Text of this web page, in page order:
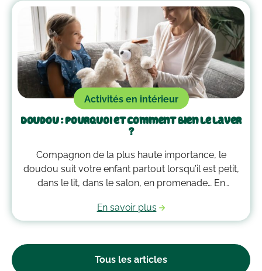
Tous les articles
Activités en intérieur
Doudou : pourquoi et comment bien le laver
?
Compagnon de la plus haute importance, le
doudou suit votre enfant partout lorsqu’il est petit,
dans le lit, dans le salon, en promenade… En
essentielle dans son cœur. Alors après avoir
accumulé une quantité de poussière, d’acariens et
passer à la machine. Mais comment laver un
En savoir plus